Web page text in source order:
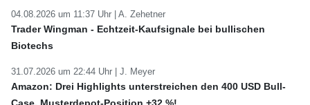
04.08.2026 um 11:37 Uhr | A. Zehetner
Trader Wingman - Echtzeit-Kaufsignale bei bullischen
Biotechs
31.07.2026 um 22:44 Uhr | J. Meyer
Amazon: Drei Highlights unterstreichen den 400 USD Bull-
Case. Musterdepot-Position +32 %!